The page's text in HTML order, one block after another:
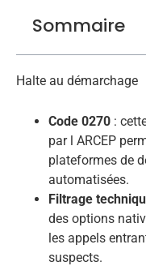
Sommaire
Halte au démarchage
Code 0270 :
par l ARCEP
plateformes de
automatisées.
Filtrage
des options
les appels
suspects.